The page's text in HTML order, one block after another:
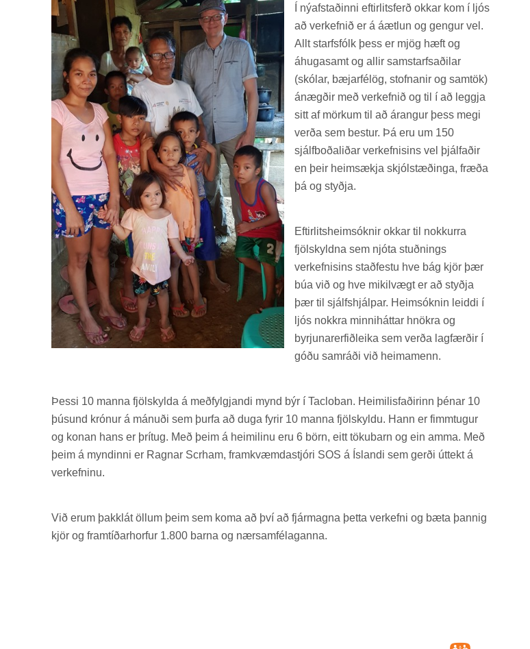
Í ný­af­stað­inni eft­ir­lits­ferð okk­ar kom í ljós
að verk­efn­ið er á áætl­un og geng­ur vel.
Allt starfs­fólk þess er mjög hæft og
áhuga­samt og all­ir sam­starfs­að­il­ar
(skól­ar, bæj­ar­fé­lög, stofn­an­ir og sam­tök)
ánægð­ir með verk­efn­ið og til í að leggja
sitt af mörk­um til að ár­ang­ur þess megi
verða sem best­ur. Þá eru um 150
sjálf­boða­lið­ar verk­efn­is­ins vel þjálf­að­ir
en þeir heim­sækja skjól­stæð­inga, fræða
þá og styðja.
Eft­ir­lits­heim­sókn­ir okk­ar til nokk­urra
fjöl­skyldna sem njóta stuðn­ings
verk­efn­is­ins stað­festu hve bág kjör þær
búa við og hve mik­il­vægt er að styðja
þær til sjálfs­hjálp­ar. Heim­sókn­in leiddi í
ljós nokkra minni­hátt­ar hnökra og
byrj­un­ar­erf­ið­leika sem verða lag­færð­ir í
góðu sam­ráði við heima­menn.
Þessi 10 manna fjöl­skylda á með­fylgj­andi mynd býr í Taclob­an. Heim­il­is­fað­ir­inn þén­ar 10
þús­und krón­ur á mán­uði sem þurfa að duga fyr­ir 10 manna fjöl­skyldu. Hann er fimm­tug­ur
og kon­an hans er þrí­tug. Með þeim á heim­il­inu eru 6 börn, eitt töku­barn og ein amma. Með
þeim á mynd­inni er Ragn­ar Scr­ham, fram­kvæmda­stjóri SOS á Ís­landi sem gerði út­tekt á
verk­efn­inu.
Við erum þakk­lát öll­um þeim sem koma að því að fjár­magna þetta verk­efni og bæta þannig
kjör og fram­tíð­ar­horf­ur 1.800 barna og nærsam­fé­lag­anna.